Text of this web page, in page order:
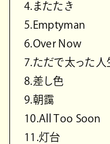
4.またたき
5.Emptyman
6.Over Now
7.ただで太った人
8.差し色
9.朝靄
10.All Too Soon
11.灯台